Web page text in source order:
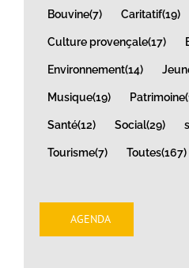
Bouvine(7) Caritatif(19)
Culture provençale(17)
Environnement(14)
Musique(19) Patrimoine
Santé(12) Social(29)
Tourisme(7) Toutes(167)
AGENDA